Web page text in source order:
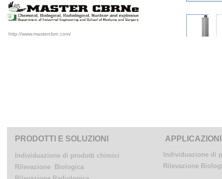
http://www.mastercbrn.com/
PRODOTTI E SOLUZIONI APPLICAZIONI
Individuazione di prodotti chimici
Rilevazione Biologica
Individuazione di
Rilevazione